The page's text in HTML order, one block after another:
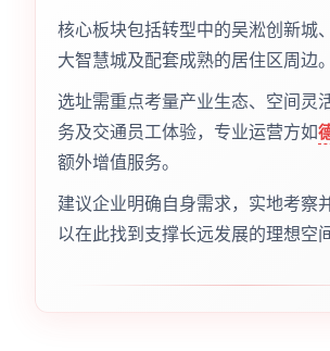
核心板块包括转型中的吴淞创新城
大智慧城及配套成熟的居住区周边。
选址需重点考量产业生态、空间灵
务及交通员工体验，专业运营方如
额外增值服务。
建议企业明确自身需求，实地考察
以在此找到支撑长远发展的理想空间